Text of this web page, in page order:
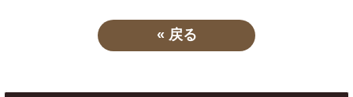
« 戻る